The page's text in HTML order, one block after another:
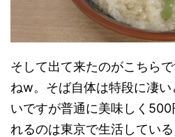
そして出て来たのがこちら
ねw。そば自体は特段に凄
いですが普通に美味しく
れるのは東京で生活している